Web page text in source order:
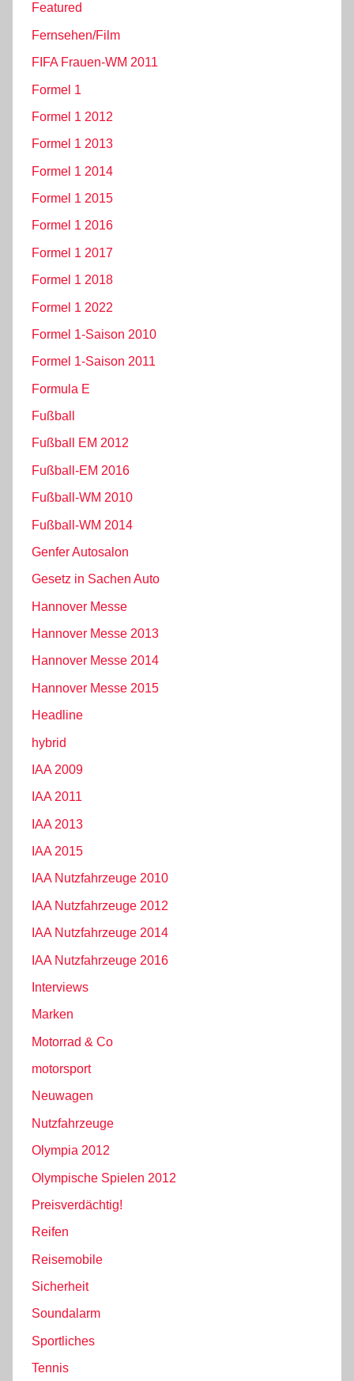
Featured
Fernsehen/Film
FIFA Frauen-WM 2011
Formel 1
Formel 1 2012
Formel 1 2013
Formel 1 2014
Formel 1 2015
Formel 1 2016
Formel 1 2017
Formel 1 2018
Formel 1 2022
Formel 1-Saison 2010
Formel 1-Saison 2011
Formula E
Fußball
Fußball EM 2012
Fußball-EM 2016
Fußball-WM 2010
Fußball-WM 2014
Genfer Autosalon
Gesetz in Sachen Auto
Hannover Messe
Hannover Messe 2013
Hannover Messe 2014
Hannover Messe 2015
Headline
hybrid
IAA 2009
IAA 2011
IAA 2013
IAA 2015
IAA Nutzfahrzeuge 2010
IAA Nutzfahrzeuge 2012
IAA Nutzfahrzeuge 2014
IAA Nutzfahrzeuge 2016
Interviews
Marken
Motorrad & Co
motorsport
Neuwagen
Nutzfahrzeuge
Olympia 2012
Olympische Spielen 2012
Preisverdächtig!
Reifen
Reisemobile
Sicherheit
Soundalarm
Sportliches
Tennis